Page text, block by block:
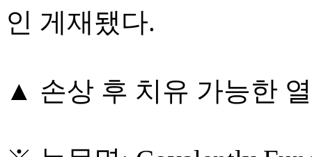
인 게재됐다.
▲ 손상 후 치유 가능한